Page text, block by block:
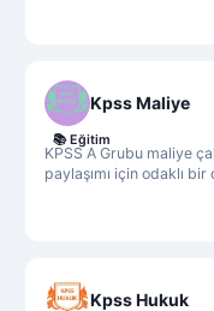
Kpss Maliye
KPSS A Grubu maliye
paylaşımı için odaklı bir
📚 Eğitim
Kpss Hukuk